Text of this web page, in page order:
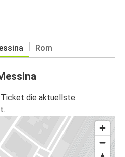
Rom
die aktuellste